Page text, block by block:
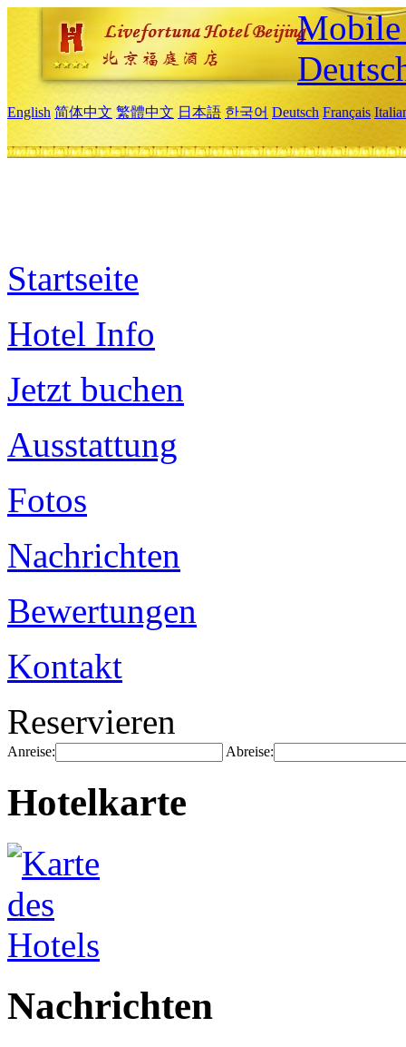
Mobile
English 简体中文 繁體中文 日本語 한국어 Deutsch Français
Startseite
Hotel Info
Jetzt buchen
Ausstattung
Fotos
Nachrichten
Bewertungen
Kontakt
Reservieren
Anreise: Abreise:
Hotelkarte
Nachrichten